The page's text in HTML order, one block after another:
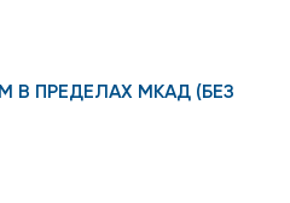
В ПРЕДЕЛАХ МКАД (БЕЗ